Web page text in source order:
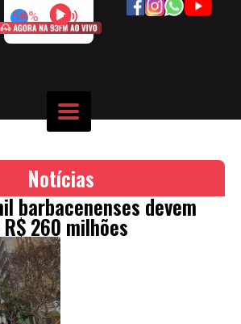
50%
Notícias
barbacenenses devem
260 milhões